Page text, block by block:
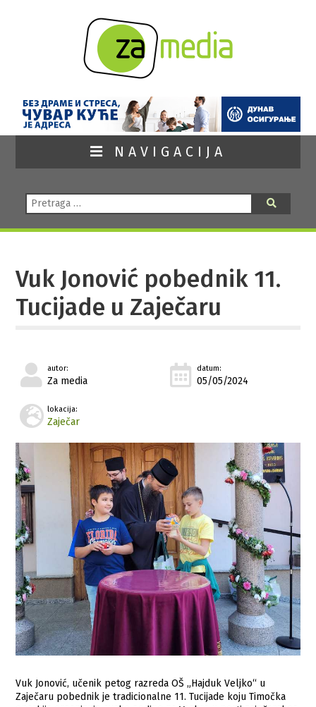
NAVIGACIJA
Pretraga:
Vuk Jonović pobednik 11.
Tucijade u Zaječaru
autor:
Za media
datum:
05/05/2024
lokacija:
Zaječar
Vuk Jonović, učenik petog razreda OŠ „Hajduk Veljko“ u
Zaječaru pobednik je tradicionalne 11. Tucijade koju Timočka